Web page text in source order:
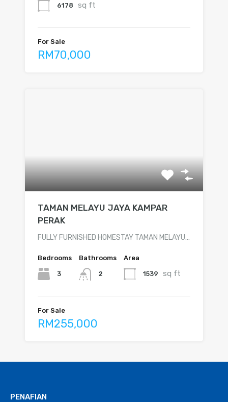
6178 sq ft
For Sale
RM70,000
TAMAN MELAYU JAYA KAMPAR
PERAK
FULLY FURNISHED HOMESTAY TAMAN MELAYU…
Bedrooms
3
Bathrooms
2
Area
1539 sq ft
For Sale
RM255,000
PENAFIAN